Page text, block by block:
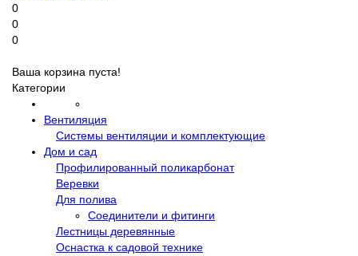
0
0
0
Ваша корзина пуста!
Категории
Вентиляция
Системы вентиляции и комплектующие
Дом и сад
Профилированный поликарбонат
Веревки
Для полива
Соединители и фитинги
Лестницы деревянные
Оснастка к садовой технике